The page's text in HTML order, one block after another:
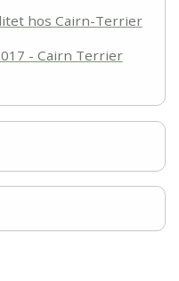
hos Cairn-Terrier
- Cairn Terrier